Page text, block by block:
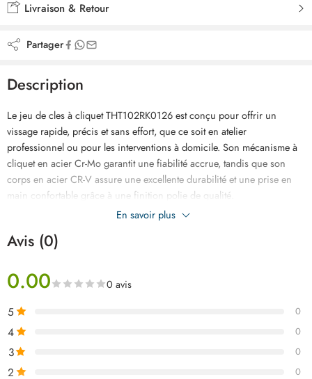
Livraison & Retour
Partager
Description
Le jeu de cles à cliquet THT102RK0126 est conçu pour offrir un
vissage rapide, précis et sans effort, que ce soit en atelier
professionnel ou pour les interventions à domicile. Son mécanisme à
cliquet en acier Cr-Mo garantit une fiabilité accrue, tandis que son
corps en acier CR-V assure une excellente durabilité et une prise en
main confortable grâce à une finition polie de qualité.
En savoir plus
Avis (0)
0.00 0 avis
5 0
4 0
3 0
2 0